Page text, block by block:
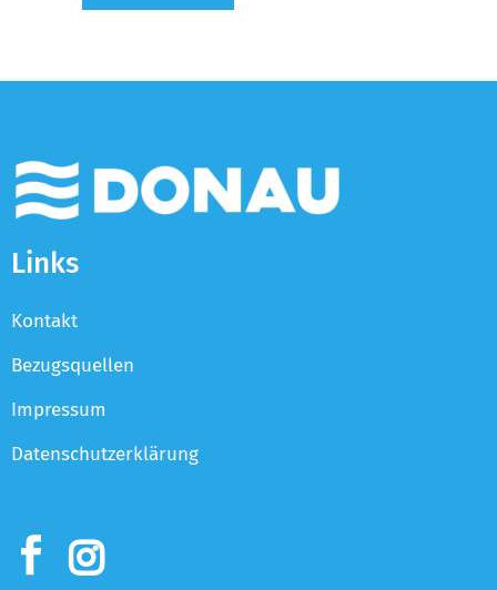
Links
Kontakt
Bezugsquellen
Impressum
Datenschutzerklärung